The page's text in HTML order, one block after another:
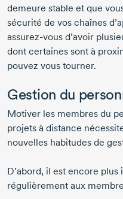
demeure stable et que
sécurité de vos chaînes
assurez-vous d’avoir
dont certaines sont à
pouvez vous tourner.
Gestion du
Motiver les membres du
projets à distance
nouvelles habitudes de
D’abord, il est encore
régulièrement aux